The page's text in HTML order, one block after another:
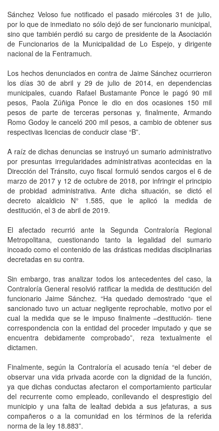
Sánchez Veloso fue notificado el pasado miércoles 31 de julio,
por lo que de inmediato no sólo dejó de ser funcionario municipal,
sino que también perdió su cargo de presidente de la Asociación
de Funcionarios de la Municipalidad de Lo Espejo, y dirigente
nacional de la Fentramuch.
Los hechos denunciados en contra de Jaime Sánchez ocurrieron
los días 30 de abril y 29 de julio de 2014, en dependencias
municipales, cuando Rafael Bustamante Ponce le pagó 90 mil
pesos, Paola Zúñiga Ponce le dio en dos ocasiones 150 mil
pesos de parte de terceras personas y, finalmente, Armando
Romo Godoy le canceló 200 mil pesos, a cambio de obtener sus
respectivas licencias de conducir clase “B”.
A raíz de dichas denuncias se instruyó un sumario administrativo
por presuntas irregularidades administrativas acontecidas en la
Dirección del Tránsito, cuyo fiscal formuló sendos cargos el 6 de
marzo de 2017 y 12 de octubre de 2018, por infringir el principio
de probidad administrativa. Ante dicha situación, se dictó el
decreto alcaldicio N° 1.585, que le aplicó la medida de
destitución, el 3 de abril de 2019.
El afectado recurrió ante la Segunda Contraloría Regional
Metropolitana, cuestionando tanto la legalidad del sumario
incoado como el contenido de las drásticas medidas disciplinarias
decretadas en su contra.
Sin embargo, tras analizar todos los antecedentes del caso, la
Contraloría General resolvió ratificar la medida de destitución del
funcionario Jaime Sánchez. “Ha quedado demostrado “que el
sancionado tuvo un actuar negligente reprochable, motivo por el
cual la medida que se le impuso finalmente –destitución- tiene
correspondencia con la entidad del proceder imputado y que se
encuentra debidamente comprobado”, reza textualmente el
dictamen.
Finalmente, según la Contraloría el acusado tenía “el deber de
observar una vida privada acorde con la dignidad de la función,
ya que dichas conductas afectaron el comportamiento particular
del recurrente como empleado, conllevando el desprestigio del
municipio y una falta de lealtad debida a sus jefaturas, a sus
compañeros o a la comunidad en los términos de la referida
norma de la ley 18.883”.